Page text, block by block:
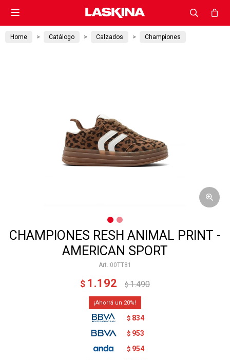

Home Catálogo Calzados Championes
CHAMPIONES RESH ANIMAL PRINT -
AMERICAN SPORT
00TT81
$ 1.192 $ 1.490
20
$ 834
$ 953
$ 954